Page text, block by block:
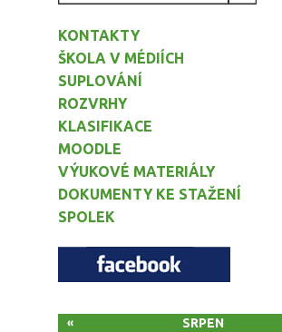
KONTAKTY
ŠKOLA V MÉDIÍCH
SUPLOVÁNÍ
ROZVRHY
KLASIFIKACE
MOODLE
VÝUKOVÉ MATERIÁLY
DOKUMENTY KE STAŽENÍ
SPOLEK
SRPEN
«